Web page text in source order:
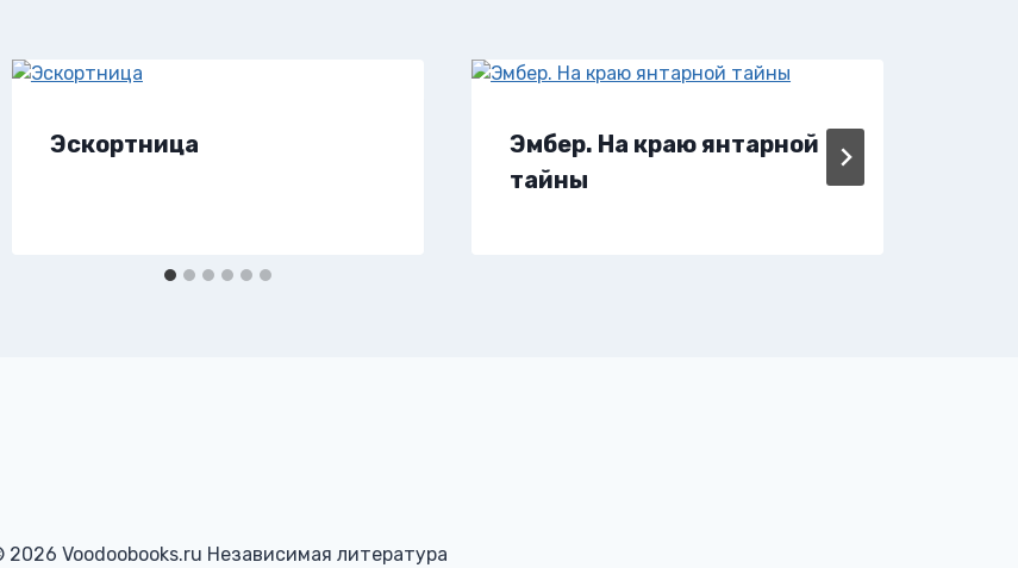
Эскортница
Эмбер. На краю янтарной
тайны
2026 Voodoobooks.ru Независимая литература